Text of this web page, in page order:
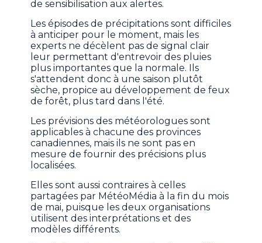
de sensibilisation aux alertes.
Les épisodes de précipitations sont difficiles
à anticiper pour le moment, mais les
experts ne décèlent pas de signal clair
leur permettant d'entrevoir des pluies
plus importantes que la normale. Ils
s'attendent donc à une saison plutôt
sèche, propice au développement de feux
de forêt, plus tard dans l'été.
Les prévisions des météorologues sont
applicables à chacune des provinces
canadiennes, mais ils ne sont pas en
mesure de fournir des précisions plus
localisées.
Elles sont aussi contraires à celles
partagées par MétéoMédia à la fin du mois
de mai, puisque les deux organisations
utilisent des interprétations et des
modèles différents.